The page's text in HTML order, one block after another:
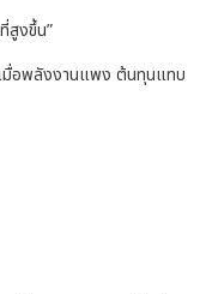
สูงขึ้น”
มื่อพลังงานแพง ต้นทุนแทบ